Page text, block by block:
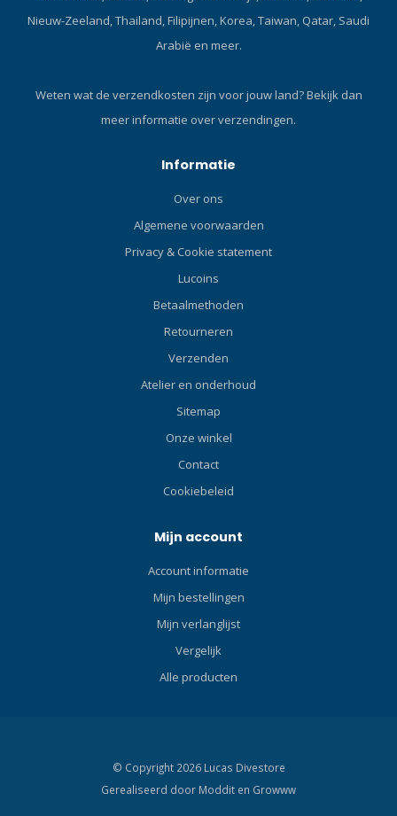
een softshell met
waterbestendigheid. Het
colombin-bescherming
vermogen dankzij de
dynamische
en lees onze Blog over
designing Mammoth we
took as a target to create
undersuit on the market.
Nieuw-Zeeland, Thailand, Filipijnen, Korea, Taiwan, Qatar, Saudi
Arabië en meer.
Weten wat de verzendkosten zijn voor jouw land?Bekijk dan
meer informatie over verzendingen.
Informatie
Over ons
Algemene voorwaarden
Privacy & Cookie statement
Lucoins
Betaalmethoden
Retourneren
Verzenden
Atelier en onderhoud
Sitemap
Onze winkel
Contact
Cookiebeleid
Mijn account
Account informatie
Mijn bestellingen
Mijn verlanglijst
Vergelijk
Alle producten
© Copyright 2026 Lucas Divestore
Gerealiseerd door Moddit en Growww